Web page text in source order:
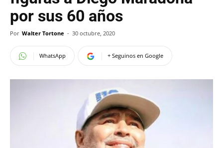
por sus 60 años
Por Walter Tortone - 30 octubre, 2020
WhatsApp + Seguinos en Google